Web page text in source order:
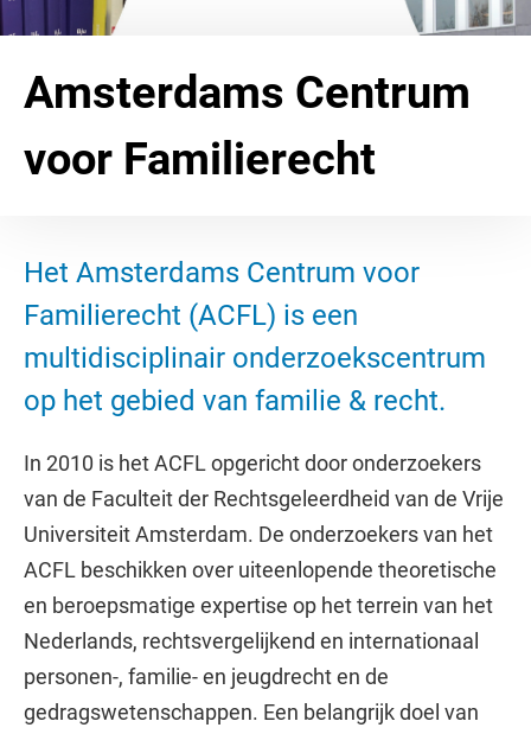
Amsterdams Centrum
voor Familierecht
Het Amsterdams Centrum voor
Familierecht (ACFL) is een
multidisciplinair onderzoekscentrum
op het gebied van familie & recht.
In 2010 is het ACFL opgericht door onderzoekers
van de Faculteit der Rechtsgeleerdheid van de Vrije
Universiteit Amsterdam. De onderzoekers van het
ACFL beschikken over uiteenlopende theoretische
en beroepsmatige expertise op het terrein van het
Nederlands, rechtsvergelijkend en internationaal
personen-, familie- en jeugdrecht en de
gedragswetenschappen. Een belangrijk doel van